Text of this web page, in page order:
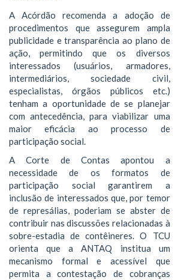
A Acórdão recomenda a adoção de
procedimentos que assegurem ampla
publicidade e transparência ao plano de
ação, permitindo que os diversos
interessados (usuários, armadores,
intermediários, sociedade civil,
especialistas, órgãos públicos etc.)
tenham a oportunidade de se planejar
com antecedência, para viabilizar uma
maior eficácia ao processo de
participação social.
A Corte de Contas apontou a
necessidade de os formatos de
participação social garantirem a
inclusão de interessados que, por temor
de represálias, poderiam se abster de
contribuir nas discussões relacionadas à
sobre-estadia de contêineres. O TCU
orienta que a ANTAQ institua um
mecanismo formal e acessível que
permita a contestação de cobranças